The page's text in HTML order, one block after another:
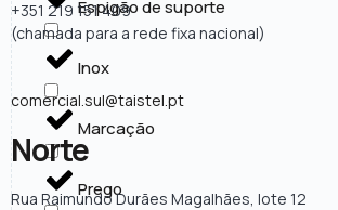
Espigão de suporte
Inox
Marcação
Prego
+351 219 151 409
(chamada para a rede fixa nacional)
comercial.sul@taistel.pt
Norte
Rua Raimundo Durães Magalhães, lote 12